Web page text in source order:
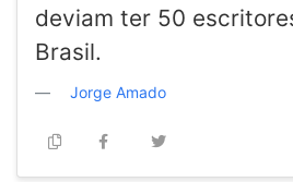
deviam ter 50
Brasil.
Jorge Amado